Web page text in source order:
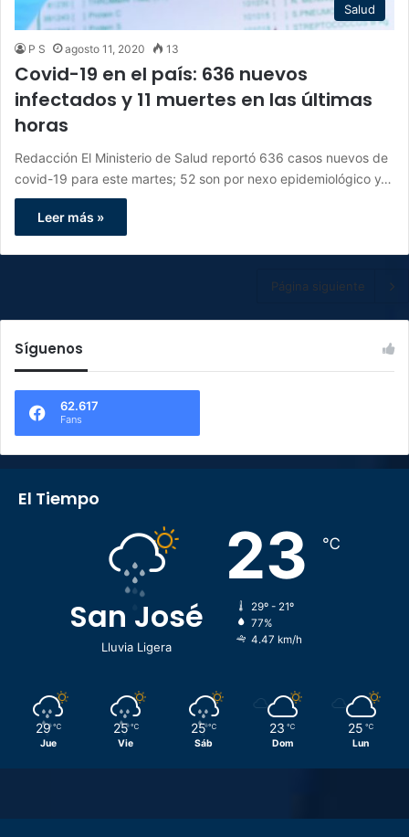
Salud
P S agosto 11, 2020 13
Covid-19 en el país: 636 nuevos
infectados y 11 muertes en las últimas
horas
Redacción El Ministerio de Salud reportó 636 casos nuevos de
covid-19 para este martes; 52 son por nexo epidemiológico y…
Leer más »
Página siguiente
Síguenos
62.617
Fans
El Tiempo
San José
Lluvia Ligera
23 ℃
29º - 21º
77%
4.47 km/h
29 ℃
Jue
25 ℃
Vie
25 ℃
Sáb
23 ℃
Dom
25 ℃
Lun